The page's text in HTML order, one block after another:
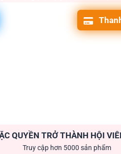
QUYỀN TRỞ THÀNH HỘI
Truy cập hơn 5000 sản phẩm